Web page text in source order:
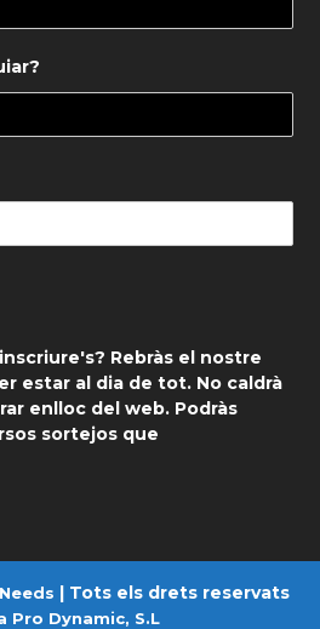
Rebràs el nostre
estar al dia de tot. No caldrà
enlloc del web. Podràs
sortejos que
| Tots els drets reservats
Pro Dynamic, S.L